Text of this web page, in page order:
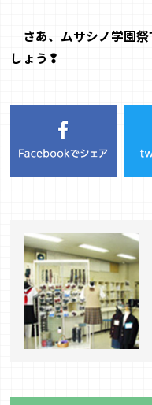
さあ、ムサシノ学園
しょう❢